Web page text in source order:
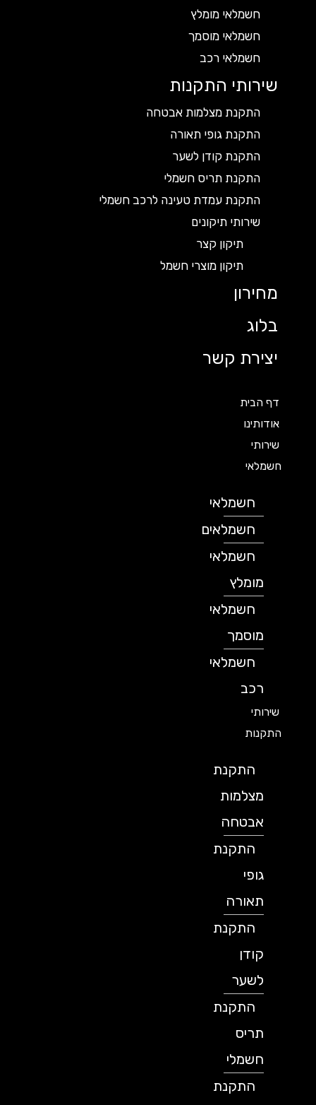
חשמלאי מומלץ
חשמלאי מוסמך
חשמלאי רכב
שירותי התקנות
התקנת מצלמות אבטחה
התקנת גופי תאורה
התקנת קודן לשער
התקנת תריס חשמלי
התקנת עמדת טעינה לרכב חשמלי
שירותי תיקונים
תיקון קצר
תיקון מוצרי חשמל
מחירון
בלוג
יצירת קשר
דף הבית
אודותינו
שירותי
חשמלאי
חשמלאי
חשמלאים
חשמלאי
מומלץ
חשמלאי
מוסמך
חשמלאי
שירותי
התקנות
התקנת
מצלמות
אבטחה
התקנת
תאורה
התקנת
לשער
התקנת
תריס
חשמלי
התקנת